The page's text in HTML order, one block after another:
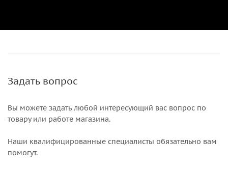
Задать вопрос
Вы можете задать любой интересующий вас вопрос по
товару или работе магазина.
Наши квалифицированные специалисты обязательно вам
помогут.